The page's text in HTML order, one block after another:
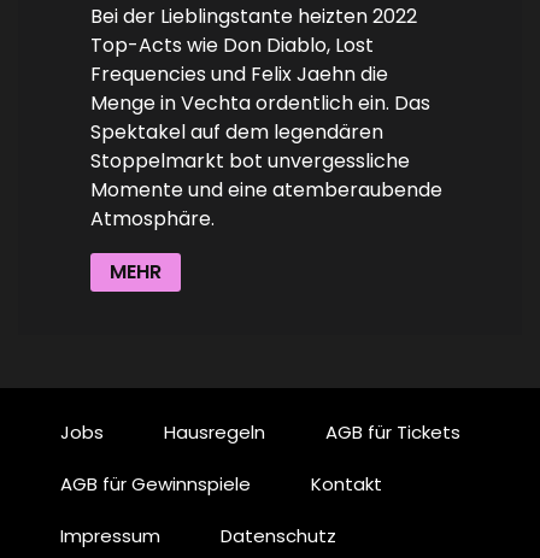
Bei der Lieblingstante heizten 2022
Top-Acts wie Don Diablo, Lost
Frequencies und Felix Jaehn die
Menge in Vechta ordentlich ein. Das
Spektakel auf dem legendären
Stoppelmarkt bot unvergessliche
Momente und eine atemberaubende
Atmosphäre.
MEHR
Jobs Hausregeln AGB für Tickets
AGB für Gewinnspiele Kontakt
Impressum Datenschutz